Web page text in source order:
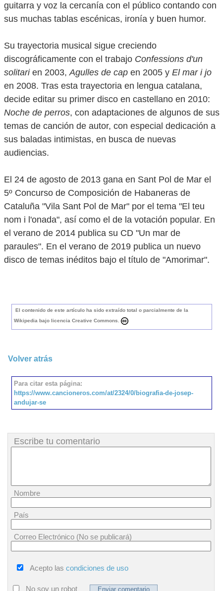
guitarra y voz la cercanía con el público contando con
sus muchas tablas escénicas, ironía y buen humor.
Su trayectoria musical sigue creciendo
discográficamente con el trabajo Confessions d'un
solitarien 2003,Agulles de cap en 2005 y El mar i jo
en 2008. Tras esta trayectoria en lengua catalana,
decide editar su primer disco en castellano en 2010:
Noche de perros, con adaptaciones de algunos de sus
temas de canción de autor, con especial dedicación a
sus baladas intimistas, en busca de nuevas
audiencias.
El 24 de agosto de 2013 gana en Sant Pol de Mar el
5º Concurso de Composición de Habaneras de
Cataluña "Vila Sant Pol de Mar" por el tema "El teu
nom i l'onada", así como el de la votación popular. En
el verano de 2014 publica su CD "Un mar de
paraules". En el verano de 2019 publica un nuevo
disco de temas inéditos bajo el título de "Amorimar".
El contenido de este artículo ha sido extraído total o parcialmente de la
Wikipedia bajo licencia Creative Commons.
Volver atrás
Para citar esta página:
https://www.cancioneros.com/at/2324/0/biografia-de-josep-
andujar-se
Escribe tu comentario
Nombre
País
Correo Electrónico (No se publicará)
Acepto las condiciones de uso
No soy un robot